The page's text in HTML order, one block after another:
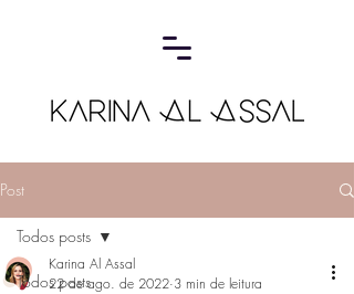
Post
Todos posts
Todos posts
Karina Al Assal
22 de ago. de 2022 3 min de leitura